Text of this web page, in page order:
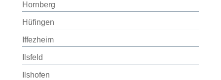
Hornberg
Hüfingen
Iffezheim
Ilsfeld
Ilshofen